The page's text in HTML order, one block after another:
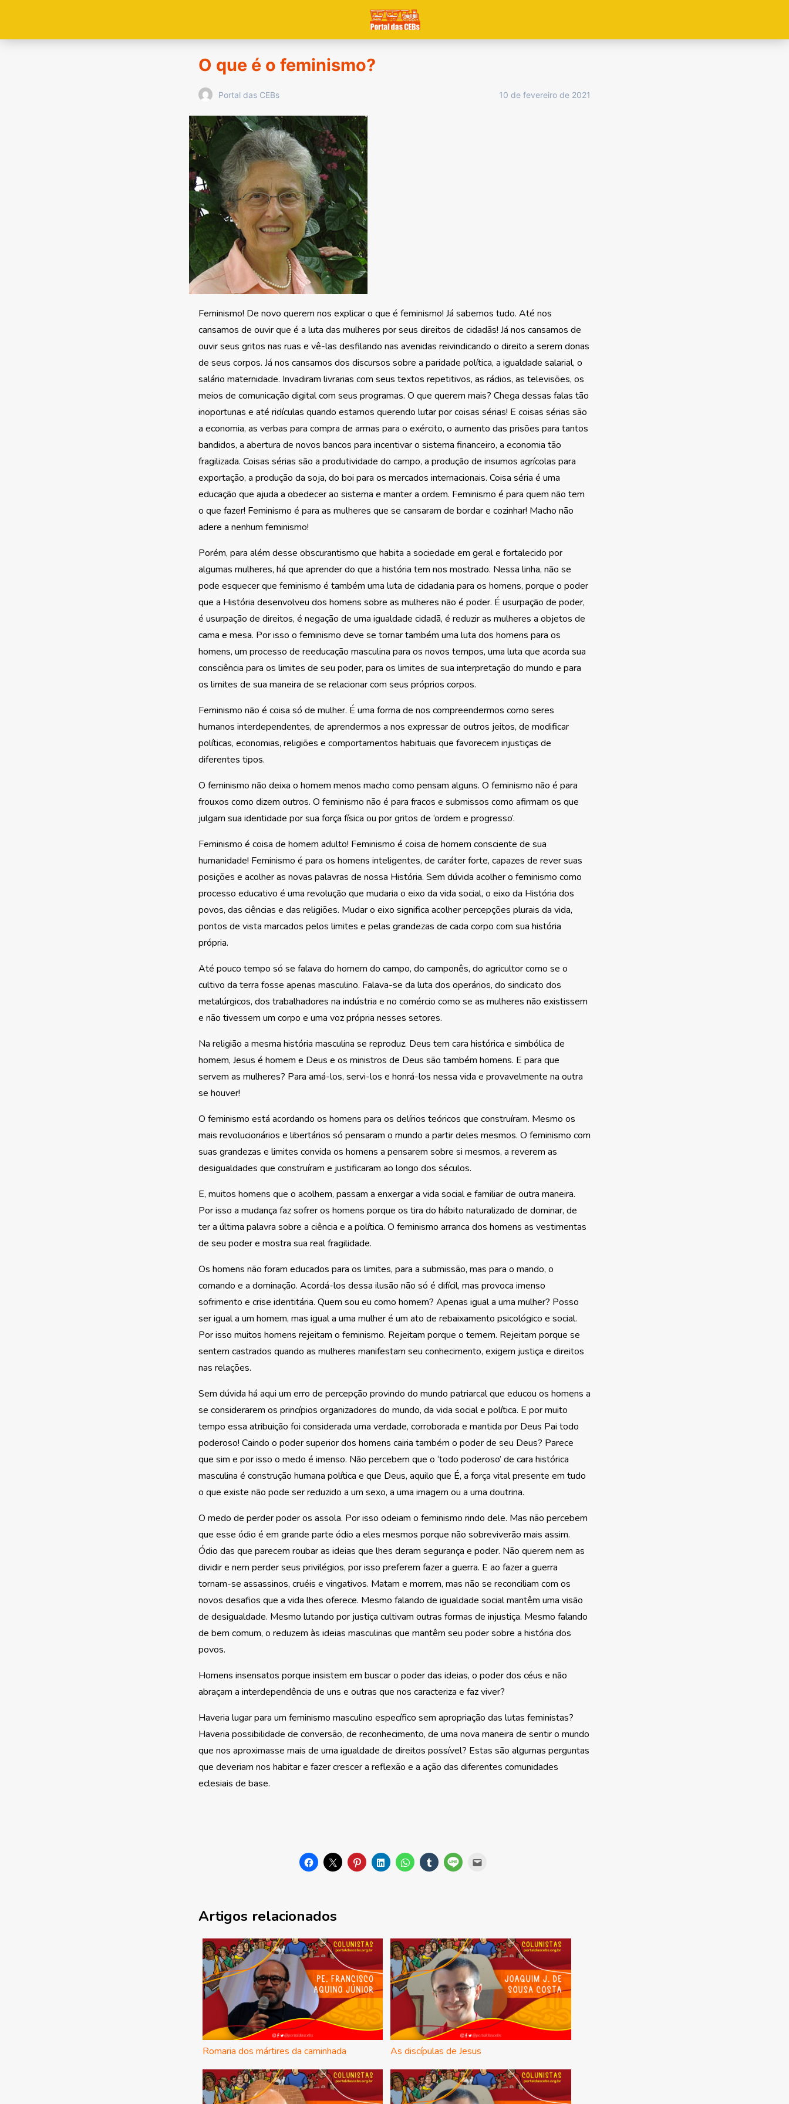
O que é o feminismo?
Portal das CEBs 10 de fevereiro de 2021
Feminismo! De novo querem nos explicar o que é feminismo! Já sabemos tudo. Até nos
cansamos de ouvir que é a luta das mulheres por seus direitos de cidadãs! Já nos cansamos de
ouvir seus gritos nas ruas e vê-las desfilando nas avenidas reivindicando o direito a serem donas
de seus corpos. Já nos cansamos dos discursos sobre a paridade política, a igualdade salarial, o
salário maternidade. Invadiram livrarias com seus textos repetitivos, as rádios, as televisões, os
meios de comunicação digital com seus programas. O que querem mais? Chega dessas falas tão
inoportunas e até ridículas quando estamos querendo lutar por coisas sérias! E coisas sérias são
a economia, as verbas para compra de armas para o exército, o aumento das prisões para tantos
bandidos, a abertura de novos bancos para incentivar o sistema financeiro, a economia tão
fragilizada. Coisas sérias são a produtividade do campo, a produção de insumos agrícolas para
exportação, a produção da soja, do boi para os mercados internacionais. Coisa séria é uma
educação que ajuda a obedecer ao sistema e manter a ordem. Feminismo é para quem não tem
o que fazer! Feminismo é para as mulheres que se cansaram de bordar e cozinhar! Macho não
adere a nenhum feminismo!
Porém, para além desse obscurantismo que habita a sociedade em geral e fortalecido por
algumas mulheres, há que aprender do que a história tem nos mostrado. Nessa linha, não se
pode esquecer que feminismo é também uma luta de cidadania para os homens, porque o poder
que a História desenvolveu dos homens sobre as mulheres não é poder. É usurpação de poder,
é usurpação de direitos, é negação de uma igualdade cidadã, é reduzir as mulheres a objetos de
cama e mesa. Por isso o feminismo deve se tornar também uma luta dos homens para os
homens, um processo de reeducação masculina para os novos tempos, uma luta que acorda sua
consciência para os limites de seu poder, para os limites de sua interpretação do mundo e para
os limites de sua maneira de se relacionar com seus próprios corpos.
Feminismo não é coisa só de mulher. É uma forma de nos compreendermos como seres
humanos interdependentes, de aprendermos a nos expressar de outros jeitos, de modificar
políticas, economias, religiões e comportamentos habituais que favorecem injustiças de
diferentes tipos.
O feminismo não deixa o homem menos macho como pensam alguns. O feminismo não é para
frouxos como dizem outros. O feminismo não é para fracos e submissos como afirmam os que
julgam sua identidade por sua força física ou por gritos de ‘ordem e progresso’.
Feminismo é coisa de homem adulto! Feminismo é coisa de homem consciente de sua
humanidade! Feminismo é para os homens inteligentes, de caráter forte, capazes de rever suas
posições e acolher as novas palavras de nossa História. Sem dúvida acolher o feminismo como
processo educativo é uma revolução que mudaria o eixo da vida social, o eixo da História dos
povos, das ciências e das religiões. Mudar o eixo significa acolher percepções plurais da vida,
pontos de vista marcados pelos limites e pelas grandezas de cada corpo com sua história
própria.
Até pouco tempo só se falava do homem do campo, do camponês, do agricultor como se o
cultivo da terra fosse apenas masculino. Falava-se da luta dos operários, do sindicato dos
metalúrgicos, dos trabalhadores na indústria e no comércio como se as mulheres não existissem
e não tivessem um corpo e uma voz própria nesses setores.
Na religião a mesma história masculina se reproduz. Deus tem cara histórica e simbólica de
homem, Jesus é homem e Deus e os ministros de Deus são também homens. E para que
servem as mulheres? Para amá-los, servi-los e honrá-los nessa vida e provavelmente na outra
se houver!
O feminismo está acordando os homens para os delírios teóricos que construíram. Mesmo os
mais revolucionários e libertários só pensaram o mundo a partir deles mesmos. O feminismo com
suas grandezas e limites convida os homens a pensarem sobre si mesmos, a reverem as
desigualdades que construíram e justificaram ao longo dos séculos.
E, muitos homens que o acolhem, passam a enxergar a vida social e familiar de outra maneira.
Por isso a mudança faz sofrer os homens porque os tira do hábito naturalizado de dominar, de
ter a última palavra sobre a ciência e a política. O feminismo arranca dos homens as vestimentas
de seu poder e mostra sua real fragilidade.
Os homens não foram educados para os limites, para a submissão, mas para o mando, o
comando e a dominação. Acordá-los dessa ilusão não só é difícil, mas provoca imenso
sofrimento e crise identitária. Quem sou eu como homem? Apenas igual a uma mulher? Posso
ser igual a um homem, mas igual a uma mulher é um ato de rebaixamento psicológico e social.
Por isso muitos homens rejeitam o feminismo. Rejeitam porque o temem. Rejeitam porque se
sentem castrados quando as mulheres manifestam seu conhecimento, exigem justiça e direitos
nas relações.
Sem dúvida há aqui um erro de percepção provindo do mundo patriarcal que educou os homens a
se considerarem os princípios organizadores do mundo, da vida social e política. E por muito
tempo essa atribuição foi considerada uma verdade, corroborada e mantida por Deus Pai todo
poderoso! Caindo o poder superior dos homens cairia também o poder de seu Deus? Parece
que sim e por isso o medo é imenso. Não percebem que o ‘todo poderoso’ de cara histórica
masculina é construção humana política e que Deus, aquilo que É, a força vital presente em tudo
o que existe não pode ser reduzido a um sexo, a uma imagem ou a uma doutrina.
O medo de perder poder os assola. Por isso odeiam o feminismo rindo dele. Mas não percebem
que esse ódio é em grande parte ódio a eles mesmos porque não sobreviverão mais assim.
Ódio das que parecem roubar as ideias que lhes deram segurança e poder. Não querem nem as
dividir e nem perder seus privilégios, por isso preferem fazer a guerra. E ao fazer a guerra
tornam-se assassinos, cruéis e vingativos. Matam e morrem, mas não se reconciliam com os
novos desafios que a vida lhes oferece. Mesmo falando de igualdade social mantêm uma visão
de desigualdade. Mesmo lutando por justiça cultivam outras formas de injustiça. Mesmo falando
de bem comum, o reduzem às ideias masculinas que mantêm seu poder sobre a história dos
povos.
Homens insensatos porque insistem em buscar o poder das ideias, o poder dos céus e não
abraçam a interdependência de uns e outras que nos caracteriza e faz viver?
Haveria lugar para um feminismo masculino específico sem apropriação das lutas feministas?
Haveria possibilidade de conversão, de reconhecimento, de uma nova maneira de sentir o mundo
que nos aproximasse mais de uma igualdade de direitos possível? Estas são algumas perguntas
que deveriam nos habitar e fazer crescer a reflexão e a ação das diferentes comunidades
eclesiais de base.
Artigos relacionados
Romaria dos mártires da caminhada As discípulas de Jesus